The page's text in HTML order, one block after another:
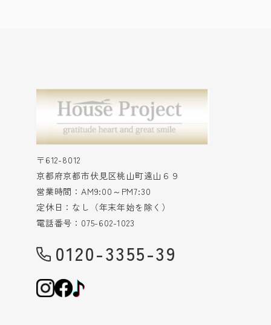
〒612-8012
京都府京都市伏見区桃山町遠山６９
営業時間：AM9:00～PM7:30
定休日：なし（年末年始を除く）
電話番号：075-602-1023
0120-3355-39